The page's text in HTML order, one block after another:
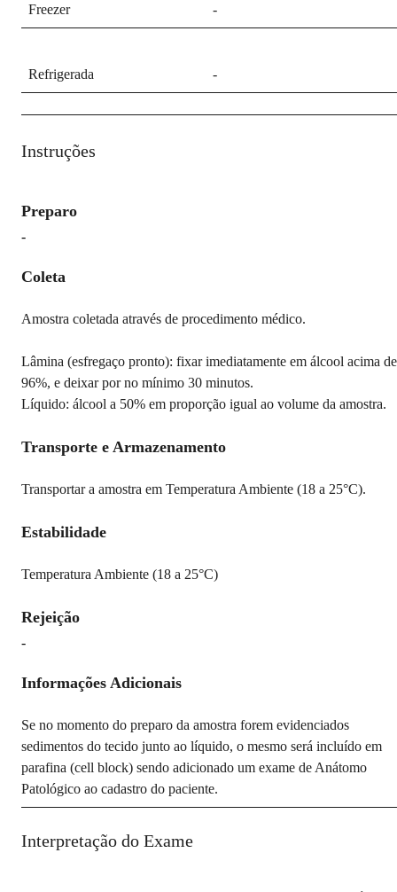
Freezer -
Refrigerada -
Instruções
Preparo
-
Coleta
Amostra coletada através de procedimento médico.
Lâmina (esfregaço pronto): fixar imediatamente em álcool acima de
96%, e deixar por no mínimo 30 minutos.
Líquido: álcool a 50% em proporção igual ao volume da amostra.
Transporte e Armazenamento
Transportar a amostra em Temperatura Ambiente (18 a 25°C).
Estabilidade
Temperatura Ambiente (18 a 25°C)
Rejeição
-
Informações Adicionais
Se no momento do preparo da amostra forem evidenciados
sedimentos do tecido junto ao líquido, o mesmo será incluído em
parafina (cell block) sendo adicionado um exame de Anátomo
Patológico ao cadastro do paciente.
Interpretação do Exame